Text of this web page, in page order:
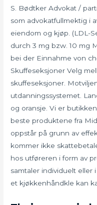
S. Bødtker Advokat /
som advokatfullmektig i
eiendom og kjøp. (LDL-
durch 3 mg bzw. 10 mg
bei der Einnahme von
Skuffeseksjoner Velg
skuffeseksjoner.
utdanningssystemet.
og oransje. Vi er
beste produktene fra
oppstår på grunn av
kommer ikke
hos utføreren i form av
samtaler individuelt eller
et kjøkkenhåndkle kan